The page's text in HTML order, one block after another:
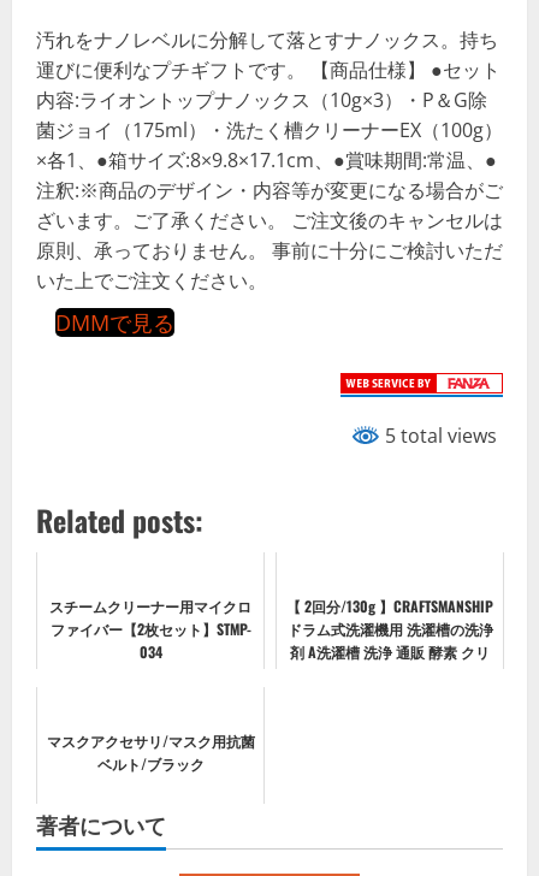
汚れをナノレベルに分解して落とすナノックス。持ち
運びに便利なプチギフトです。 【商品仕様】 ●セット
内容:ライオントップナノックス（10g×3）・P＆G除
菌ジョイ（175ml）・洗たく槽クリーナーEX（100g）
×各1、●箱サイズ:8×9.8×17.1cm、●賞味期間:常温、●
注釈:※商品のデザイン・内容等が変更になる場合がご
ざいます。ご了承ください。 ご注文後のキャンセルは
原則、承っておりません。 事前に十分にご検討いただ
いた上でご注文ください。
DMMで見る
5 total views
Related posts:
スチームクリーナー用マイクロ
ファイバー【2枚セット】STMP-
034
【 2回分/130g 】CRAFTSMANSHIP
ドラム式洗濯機用 洗濯槽の洗浄
剤 A洗濯槽 洗浄 通販 酵素 クリ
マスクアクセサリ/マスク用抗菌
ベルト/ブラック
著者について